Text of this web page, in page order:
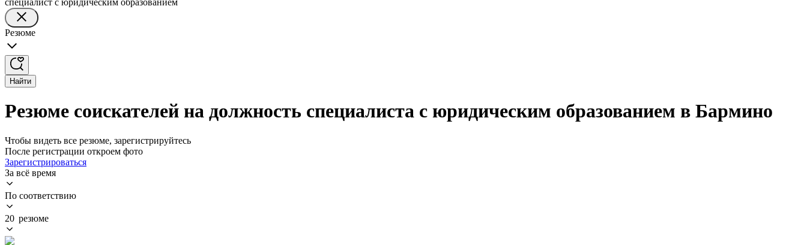
специалист с юридическим образованием
Резюме
Найти
Резюме соискателей на должность специалиста с юридическим образованием в Бармино
Чтобы видеть все резюме, зарегистрируйтесь
После регистрации откроем фото
Зарегистрироваться
За всё время
По соответствию
20 резюме